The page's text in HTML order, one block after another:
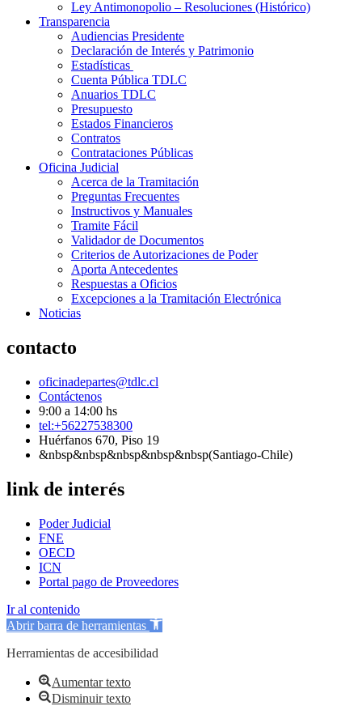
Ley Antimonopolio – Resoluciones (Histórico)
Transparencia
Audiencias Presidente
Declaración de Interés y Patrimonio
Estadísticas
Cuenta Pública TDLC
Anuarios TDLC
Presupuesto
Estados Financieros
Contratos
Contrataciones Públicas
Oficina Judicial
Acerca de la Tramitación
Preguntas Frecuentes
Instructivos y Manuales
Tramite Fácil
Validador de Documentos
Criterios de Autorizaciones de Poder
Aporta Antecedentes
Respuestas a Oficios
Excepciones a la Tramitación Electrónica
Noticias
contacto
oficinadepartes@tdlc.cl
Contáctenos
9:00 a 14:00 hs
tel:+56227538300
Huérfanos 670, Piso 19
&nbsp&nbsp&nbsp&nbsp&nbsp(Santiago-Chile)
link de interés
Poder Judicial
FNE
OECD
ICN
Portal pago de Proveedores
Ir al contenido
Abrir barra de herramientas
Herramientas de accesibilidad
Aumentar texto
Disminuir texto